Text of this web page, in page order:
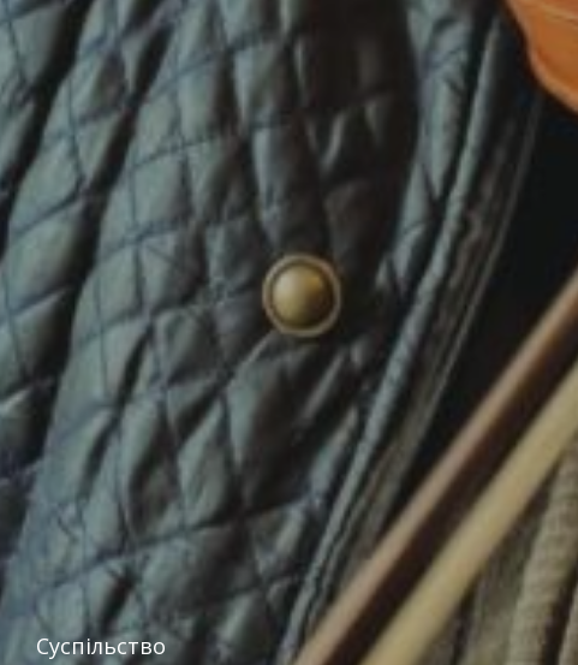
Суспільство